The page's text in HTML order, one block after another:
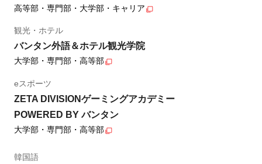
高等部・専門部・大学部・キャリア
観光・ホテル
バンタン外語＆ホテル観光学院
大学部・専門部・高等部
eスポーツ
ZETA DIVISIONゲーミングアカデミー
POWERED BY バンタン
大学部・専門部・高等部
韓国語